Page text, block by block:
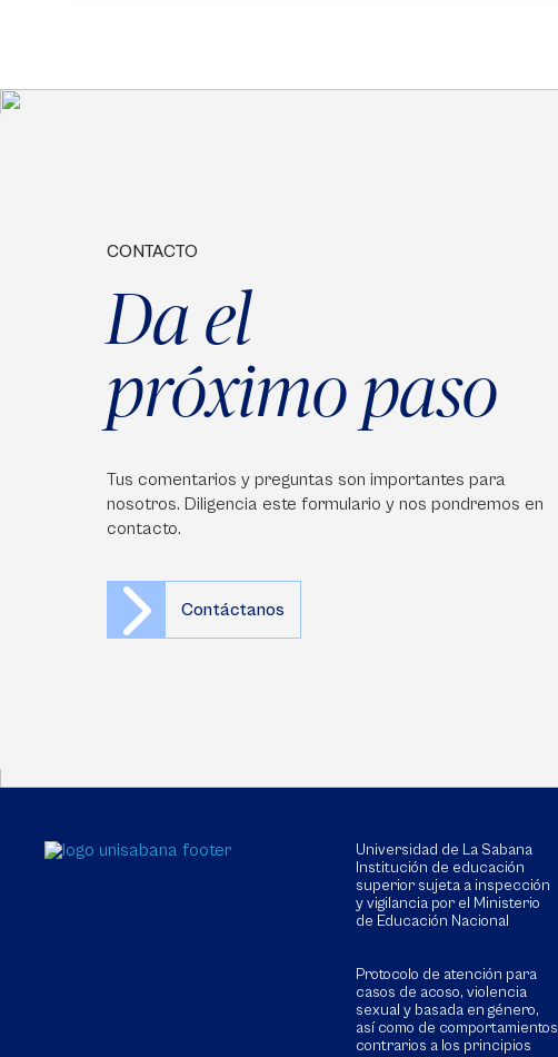
CONTACTO
Da el
próximo paso
Tus comentarios y preguntas son importantes para
nosotros. Diligencia este formulario y nos pondremos en
contacto.
Contáctanos
Universidad de La Sabana
Institución de educación
superior sujeta a inspección
y vigilancia por el Ministerio
de Educación Nacional
Protocolo de atención para
casos de acoso, violencia
sexual y basada en género,
así como de comportamientos
contrarios a los principios